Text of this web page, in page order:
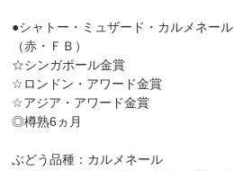
●シャトー・ミュザード・カルメネール
（赤・ＦＢ）
☆シンガポール金賞
☆ロンドン・アワード金賞
☆アジア・アワード金賞
◎樽熟6ヵ月
ぶどう品種：カルメネール